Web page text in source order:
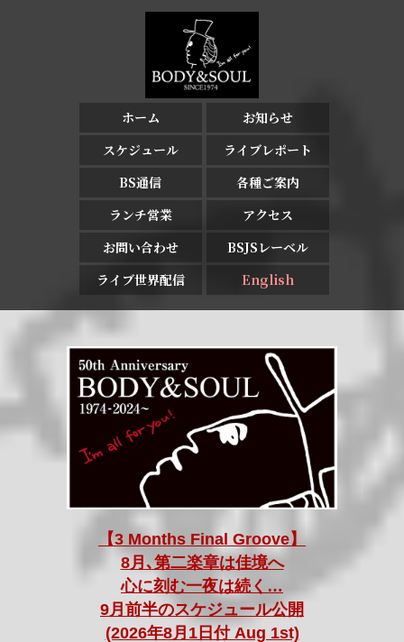
ホーム
お知らせ
スケジュール
ライブレポート
BS通信
各種ご案内
ランチ営業
アクセス
お問い合わせ
BSJSレーベル
ライブ世界配信
English
【3 Months Final Groove】
8月､第二楽章は佳境へ
心に刻む一夜は続く…
9月前半のスケジュール公開
(2026年8月1日付 Aug 1st)